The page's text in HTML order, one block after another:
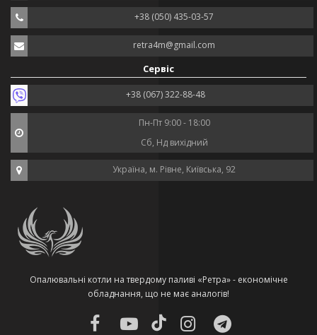
+38 (050) 435-03-57
retra4m@gmail.com
Сервіс
+38 (067) 322-88-48
Пн-Пт 9:00 - 18:00
Сб, Нд вихідний
Україна, м. Рівне, Київська, 92
Опалювальні котли на твердому паливі «Ретра» - економічне
обладнання, що не має аналогів!